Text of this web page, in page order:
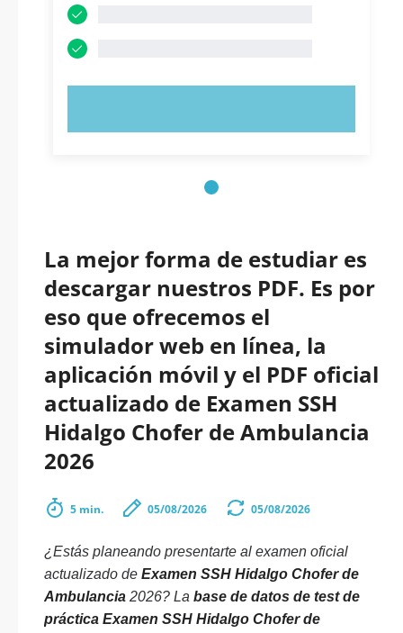
La mejor forma de estudiar es
descargar nuestros PDF. Es por
eso que ofrecemos el
simulador web en línea, la
aplicación móvil y el PDF oficial
actualizado de Examen SSH
Hidalgo Chofer de Ambulancia
2026
5 min. 05/08/2026 05/08/2026
¿Estás planeando presentarte al examen oficial
actualizado de Examen SSH Hidalgo Chofer de
Ambulancia 2026? La base de datos de test de
práctica Examen SSH Hidalgo Chofer de